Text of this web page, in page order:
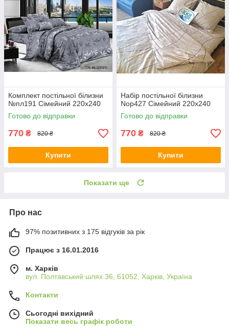
Комплект постільної білизни
№пл191 Сімейний 220х240
Готово до відправки
770 ₴ 820 ₴
Купити
Набір постільної білизни
Nop427 Сімейний 220х240
Готово до відправки
770 ₴ 820 ₴
Купити
Показати ще
Про нас
97% позитивних з 175 відгуків за рік
Працює з 16.01.2016
м. Харків
вул. Полтавський шлях 36, 61052, Харків, Україна
Контакти
Сьогодні вихідний
Показати весь графік роботи